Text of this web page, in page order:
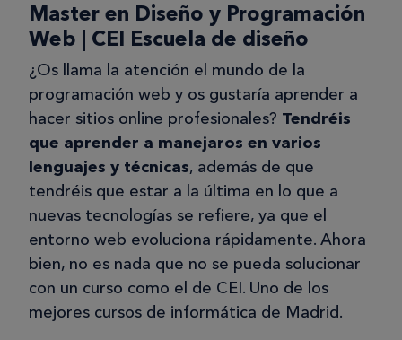
Master en Diseño y Programación
Web | CEI Escuela de diseño
¿Os llama la atención el mundo de la
programación web y os gustaría aprender a
hacer sitios online profesionales? Tendréis
que aprender a manejaros en varios
lenguajes y técnicas, además de que
tendréis que estar a la última en lo que a
nuevas tecnologías se refiere, ya que el
entorno web evoluciona rápidamente. Ahora
bien, no es nada que no se pueda solucionar
con un curso como el de CEI. Uno de los
mejores cursos de informática de Madrid.